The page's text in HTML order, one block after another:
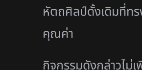
หัตถศิลป์ดั้งเดิมที่ท
คุณค่า
กิจกรรมดังกล่าวไม่